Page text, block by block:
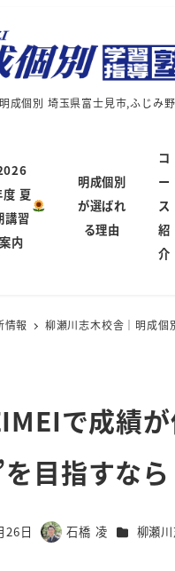
成個別 埼玉県富士見市,ふじみ
度 夏
講習
案内
明成個別
が選ばれ
る理由
コ
ー
ス
紹
介
情報 柳瀬川志木校舎｜明成個
で成績
目指すなら
26日
著
石橋 凌 カテゴリ
柳瀬